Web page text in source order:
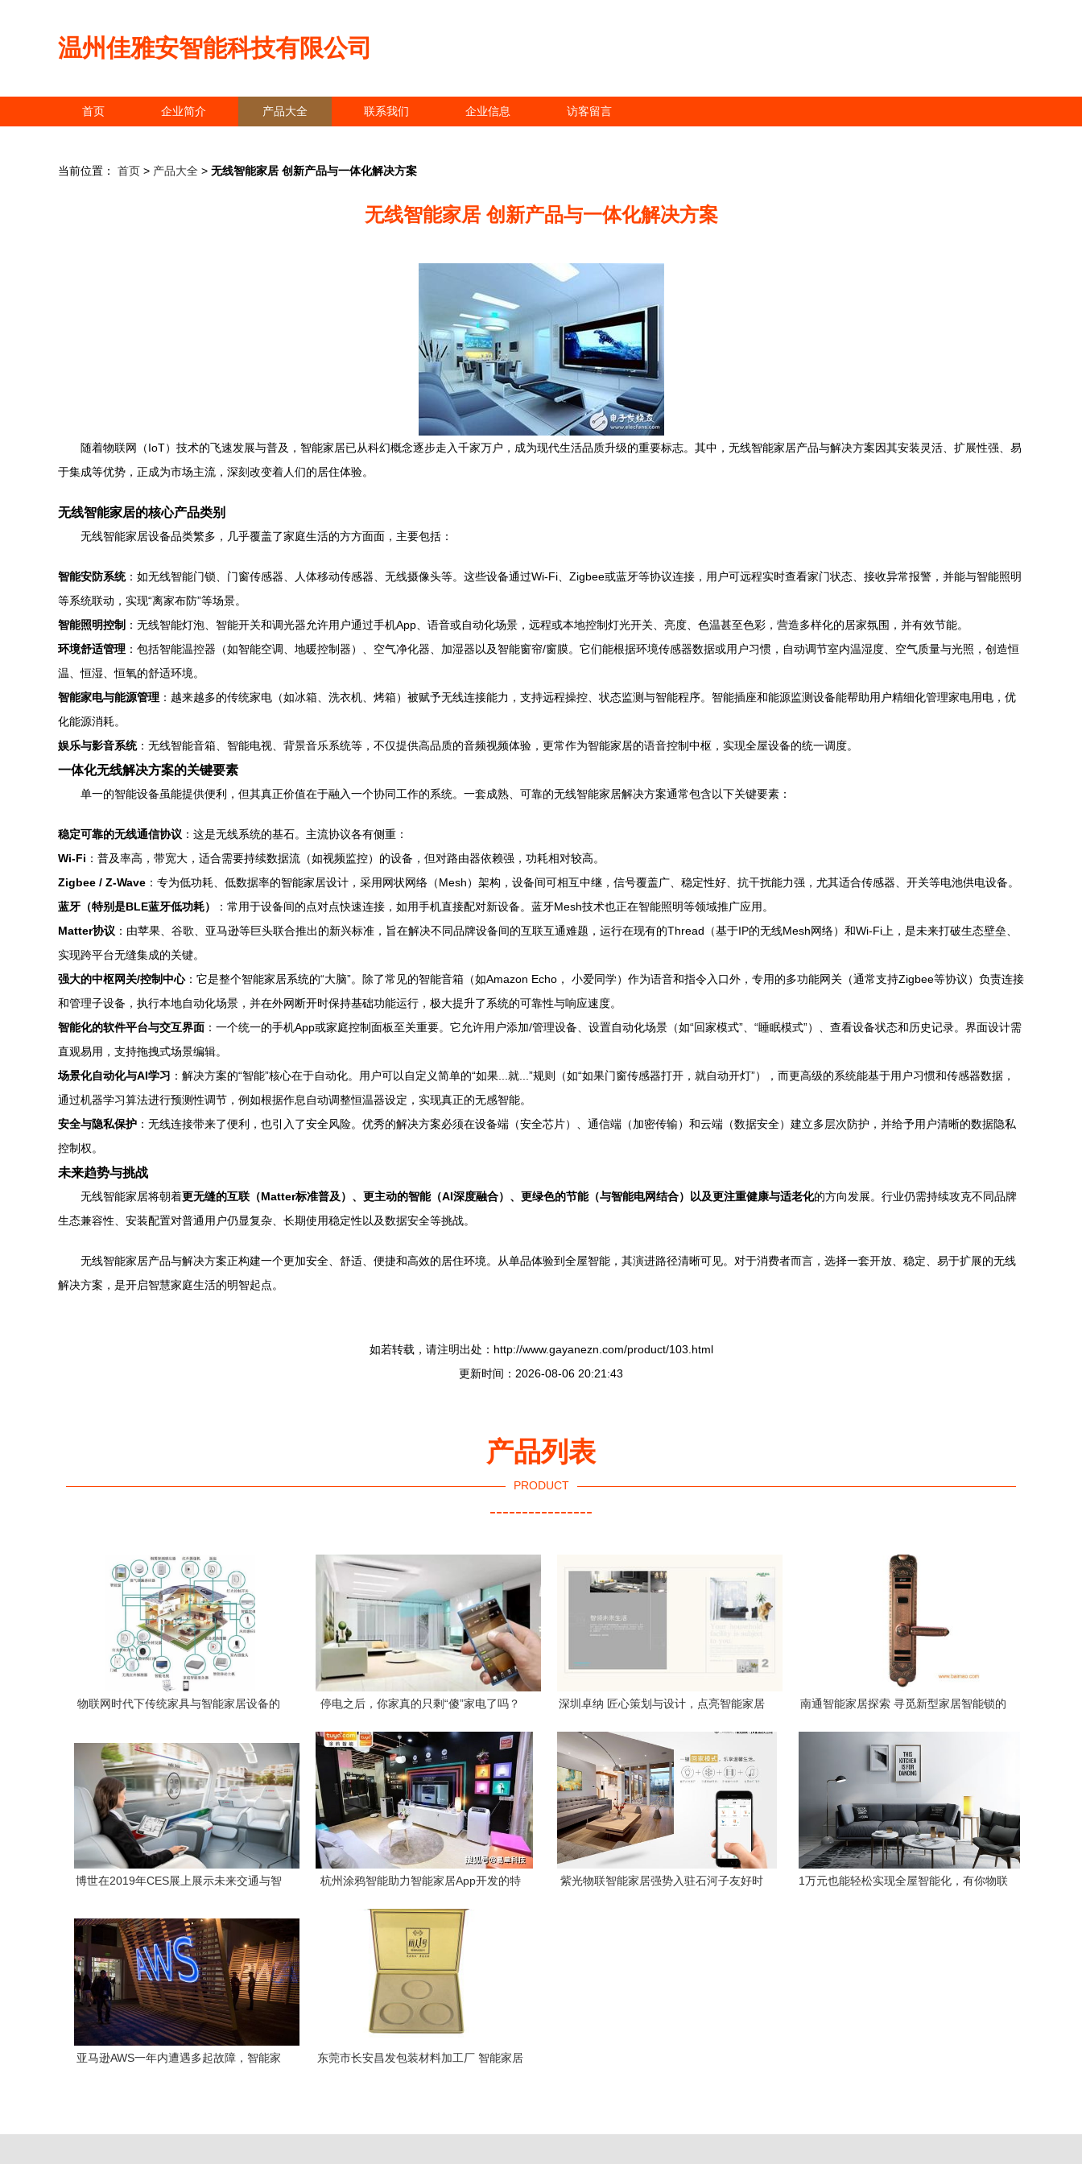
温州佳雅安智能科技有限公司
首页 企业简介 产品大全 联系我们 企业信息 访客留言
当前位置： 首页 > 产品大全 > 无线智能家居 创新产品与一体化解决方案
无线智能家居 创新产品与一体化解决方案
随着物联网（IoT）技术的飞速发展与普及，智能家居已从科幻概念逐步走入千家万户，成为现代生活品质升级的重要标志。其中，无线智能家居产品与解决方案因其安装灵活、扩展性强、易
于集成等优势，正成为市场主流，深刻改变着人们的居住体验。
无线智能家居的核心产品类别
无线智能家居设备品类繁多，几乎覆盖了家庭生活的方方面面，主要包括：
智能安防系统：如无线智能门锁、门窗传感器、人体移动传感器、无线摄像头等。这些设备通过Wi-Fi、Zigbee或蓝牙等协议连接，用户可远程实时查看家门状态、接收异常报警，并能与智能照明
等系统联动，实现“离家布防”等场景。
智能照明控制 ：无线智能灯泡、智能开关和调光器允许用户通过手机App、语音或自动化场景，远程或本地控制灯光开关、亮度、色温甚至色彩，营造多样化的居家氛围，并有效节能。
环境舒适管理 ：包括智能温控器（如智能空调、地暖控制器）、空气净化器、加湿器以及智能窗帘/窗膜。它们能根据环境传感器数据或用户习惯，自动调节室内温湿度、空气质量与光照，创造恒
温、恒湿、恒氧的舒适环境。
智能家电与能源管理 ：越来越多的传统家电（如冰箱、洗衣机、烤箱）被赋予无线连接能力，支持远程操控、状态监测与智能程序。智能插座和能源监测设备能帮助用户精细化管理家电用电，优
化能源消耗。
娱乐与影音系统：无线智能音箱、智能电视、背景音乐系统等，不仅提供高品质的音频视频体验，更常作为智能家居的语音控制中枢，实现全屋设备的统一调度。
一体化无线解决方案的关键要素
单一的智能设备虽能提供便利，但其真正价值在于融入一个协同工作的系统。一套成熟、可靠的无线智能家居解决方案通常包含以下关键要素：
稳定可靠的无线通信协议 ：这是无线系统的基石。主流协议各有侧重：
Wi-Fi ：普及率高，带宽大，适合需要持续数据流（如视频监控）的设备，但对路由器依赖强，功耗相对较高。
Zigbee / Z-Wave ：专为低功耗、低数据率的智能家居设计，采用网状网络（Mesh）架构，设备间可相互中继，信号覆盖广、稳定性好、抗干扰能力强，尤其适合传感器、开关等电池供电设备。
蓝牙（特别是BLE蓝牙低功耗）
：常用于设备间的点对点快速连接，如用手机直接配对新设备。蓝牙Mesh技术也正在智能照明等领域推广应用。
Matter协议 ：由苹果、谷歌、亚马逊等巨头联合推出的新兴标准，旨在解决不同品牌设备间的互联互通难题，运行在现有的Thread（基于IP的无线Mesh网络）和Wi-Fi上，是未来打破生态壁垒、
实现跨平台无缝集成的关键。
强大的中枢网关/控制中心：它是整个智能家居系统的“大脑”。除了常见的智能音箱（如Amazon Echo， 小爱同学）作为语音和指令入口外，专用的多功能网关（通常支持Zigbee等协议）负责连接
和管理子设备，执行本地自动化场景，并在外网断开时保持基础功能运行，极大提升了系统的可靠性与响应速度。
智能化的软件平台与交互界面 ：一个统一的手机App或家庭控制面板至关重要。它允许用户添加/管理设备、设置自动化场景（如“回家模式”、“睡眠模式”）、查看设备状态和历史记录。界面设计需
直观易用，支持拖拽式场景编辑。
场景化自动化与AI学习 ：解决方案的“智能”核心在于自动化。用户可以自定义简单的“如果...就...”规则（如“如果门窗传感器打开，就自动开灯”），而更高级的系统能基于用户习惯和传感器数据，
通过机器学习算法进行预测性调节，例如根据作息自动调整恒温器设定，实现真正的无感智能。
安全与隐私保护 ：无线连接带来了便利，也引入了安全风险。优秀的解决方案必须在设备端（安全芯片）、通信端（加密传输）和云端（数据安全）建立多层次防护，并给予用户清晰的数据隐私
控制权。
未来趋势与挑战
无线智能家居将朝着更无缝的互联（Matter标准普及）、更主动的智能（AI深度融合）、更绿色的节能（与智能电网结合）以及更注重健康与适老化的方向发展。行业仍需持续攻克不同品牌
生态兼容性、安装配置对普通用户仍显复杂、长期使用稳定性以及数据安全等挑战。
无线智能家居产品与解决方案正构建一个更加安全、舒适、便捷和高效的居住环境。从单品体验到全屋智能，其演进路径清晰可见。对于消费者而言，选择一套开放、稳定、易于扩展的无线
解决方案，是开启智慧家庭生活的明智起点。
如若转载，请注明出处：http://www.gayanezn.com/product/103.html
更新时间：2026-08-06 20:21:43
产品列表
PRODUCT
----------------
物联网时代下传统家具与智能家居设备的
停电之后，你家真的只剩“傻”家电了吗？
深圳卓纳 匠心策划与设计，点亮智能家居
南通智能家居探索 寻觅新型家居智能锁的
博世在2019年CES展上展示未来交通与智
杭州涂鸦智能助力智能家居App开发的特
紫光物联智能家居强势入驻石河子友好时
1万元也能轻松实现全屋智能化，有你物联
亚马逊AWS一年内遭遇多起故障，智能家
东莞市长安昌发包装材料加工厂 智能家居